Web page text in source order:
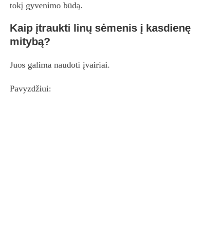
tokį gyvenimo būdą.
Kaip įtraukti linų sėmenis į kasdienę
mitybą?
Juos galima naudoti įvairiai.
Pavyzdžiui: